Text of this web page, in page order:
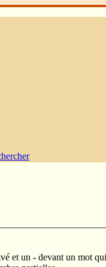
et un - devant un mot